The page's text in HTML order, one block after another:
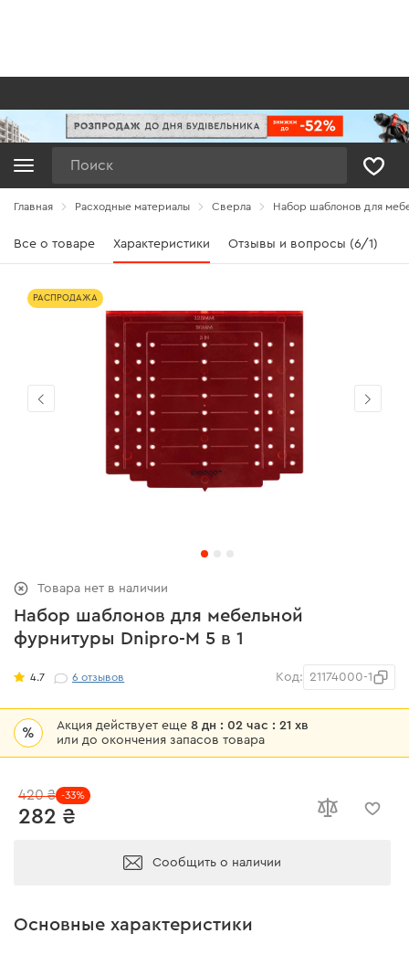
Главная Расходные материалы Сверла Набор шаблонов для
Все о товаре Характеристики Отзывы и вопросы (6/1)
Набор шаблонов для мебельной
фурнитуры Dnipro-M 5 в 1
4.7 6отзывов Код: 21174000-1
% Акция действует еще8 дн : 02 час : 21 хв
или до окончения запасов товара
282 ₴
420 ₴ -33%
Сообщить о наличии
Товара нет в наличии
Основные характеристики
РАСПРОДАЖА